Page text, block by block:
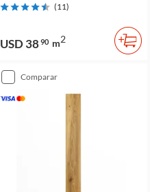
(11)
USD 3890 m2
comparar